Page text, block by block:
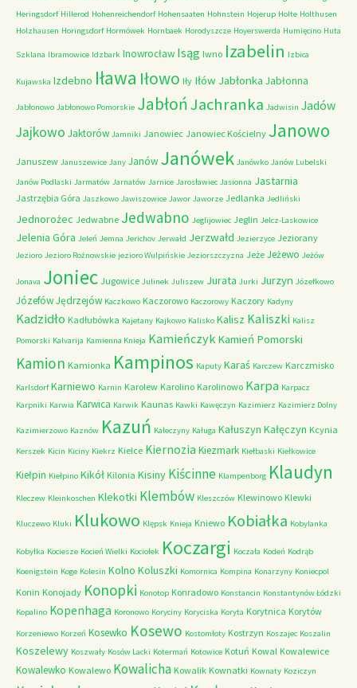
Heringsdorf Hillerod Hohenreichendorf Hohensaaten Hohnstein Hojerup Holte Holthusen
Holzhausen Horingsdorf Hormówek Hornbaek Horodyszcze Hoyerswerda Humięcino Huta
Szklana Ibramowice Idzbark Inowrocław Isąg Iwno Izabelin Izbica
Kujawska Izdebno Iława Iłowo Iły Iłów Jabłonka Jabłonna
Jabłonowo Jabłonowo Pomorskie JabłońJachranka Jadwisin Jadów
Jajkowo Jaktorów Jamniki Janowiec Janowiec Kościelny Janowo
Januszew Januszewice Jany Janów Janówek Janówko Janów Lubelski
Janów Podlaski Jarmatów Jarnatów Jarnice Jarosławiec Jasionna Jastarnia
Jastrzębia Góra Jaszkowo Jawiszowice Jawor Jaworze Jedlanka Jedliński
Jednorożec Jedwabne Jedwabno Jeglijowiec Jeglin Jelcz-Laskowice
Jelenia Góra Jeleń Jemna Jerichov Jerwałd Jerzwałd Jezierzyce Jeziorany
Jezioro Jezioro Rożnowskie jezioro Wulpińskie Jeziorszczyzna Jeże Jeżewo Jeżów
Jonava Joniec Jugowice Julinek Juliszew Jurata Jurki Jurzyn Józefkowo
JózefówJędrzejów Kaczkowo Kaczorowo Kaczorowy Kaczory Kadyny
Kadzidło Kadłubówka Kajetany Kajkowo Kalisko Kalisz Kaliszki Kalisz
Pomorski Kalvarija Kamienna Knieja Kamieńczyk Kamień Pomorski
Kamion Kamionka Kampinos Kaputy Karaś Karczew Karczmisko
Karlsdorf Karniewo Karnin Karolew Karolino Karolinowo Karpa Karpacz
Karpniki Karwia Karwica Karwik Kaunas Kawki Kawęczyn Kazimierz Kazimierz Dolny
Kazimierzowo Kaznów Kazuń Kałeczyny Kaługa Kałuszyn Kałęczyn Kcynia
Kerszek Kicin Kiciny Kiekrz Kielce Kiernozia Kiezmark Kiełbaski Kiełkowice
Kiełpin Kiełpino Kikół Kilonia Kisiny Kiścinne Klampenborg Klaudyn
Kleczew Kleinkoschen Klekotki Klembów Kleszczów Klewinowo Klewki
Kluczewo Kluki Klukowo Klępsk Knieja Kniewo Kobiałka Kobylanka
Kobyłka Kociesze Kocień Wielki Kociołek Koczargi Koczała Kodeń Kodrąb
Koenigstein Koge Kolesin Kolno Koluszki Komornica Kompina Konarzyny Koniecpol
Konin Konojady Konopki Konotop Konradowo Konstancin Konstantynów Łódzki
Kopalino Kopenhaga Koronowo Koryciny Koryciska Koryta Korytnica Korytów
Korzeniewo Korzeń Kosewko Kosewo Kostomłoty Kostrzyn Koszajec Koszalin
Koszelewy Koszwały Kosów Lacki Kotermań Kotowice Kotuń Kowal Kowalewice
Kowalewko Kowalewo Kowalicha Kowalik Kownatki Kownaty Koziczyn